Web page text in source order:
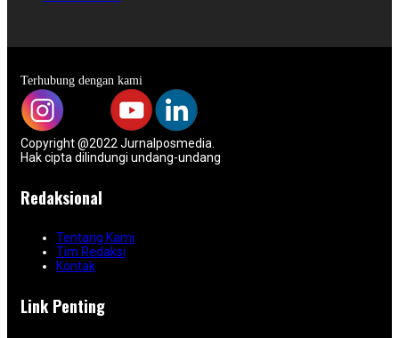
Terhubung dengan kami
Copyright @2022 Jurnalposmedia.
Hak cipta dilindungi undang-undang
Redaksional
Tentang Kami
Tim Redaksi
Kontak
Link Penting